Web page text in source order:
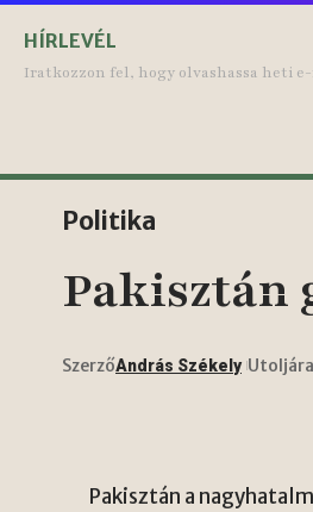
HÍRLEVÉL
Iratkozzon fel, hogy olvashassa heti
Politika
Pakisztán
SzerzőAndrás Székely
Pakisztán a